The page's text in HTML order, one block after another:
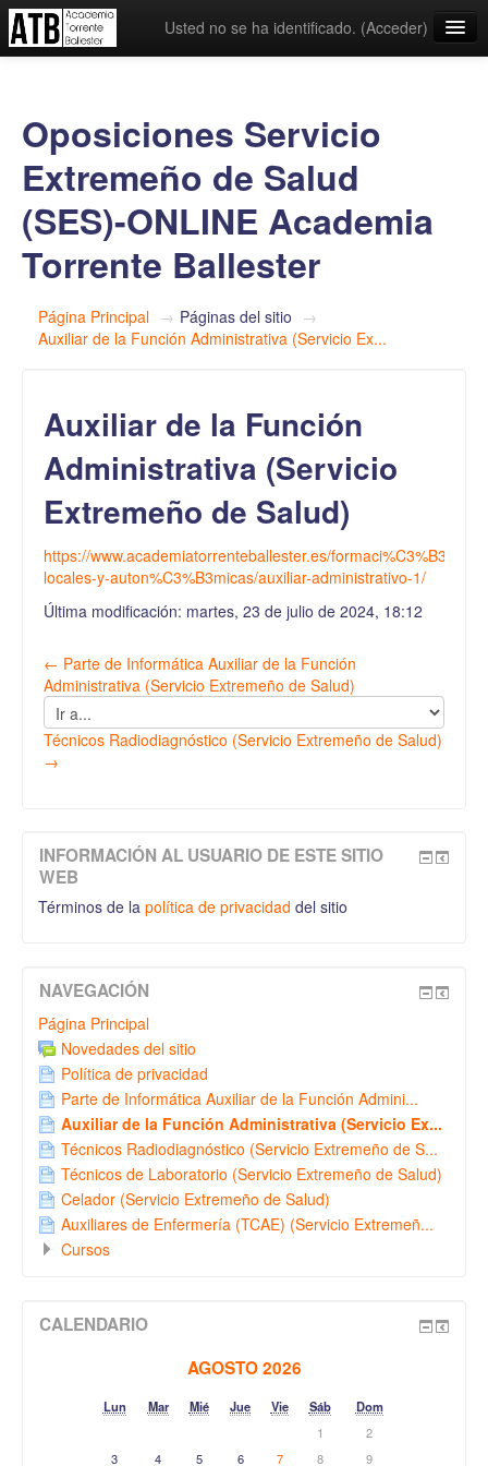
Usted no se ha identificado. (Acceder)
Oposiciones Servicio
Extremeño de Salud
(SES)-ONLINE Academia
Torrente Ballester
Página Principal → Páginas del sitio →
Auxiliar de la Función Administrativa (Servicio Ex...
Auxiliar de la Función
Administrativa (Servicio
Extremeño de Salud)
https://www.academiatorrenteballester.es/formaci%C3%B3n/
locales-y-auton%C3%B3micas/auxiliar-administrativo-1/
Última modificación: martes, 23 de julio de 2024, 18:12
← Parte de Informática Auxiliar de la Función
Administrativa (Servicio Extremeño de Salud)
Ir
a...
Técnicos Radiodiagnóstico (Servicio Extremeño de Salud)
→
INFORMACIÓN AL USUARIO DE ESTE SITIO
WEB
Términos de la política de privacidad del sitio
NAVEGACIÓN
Página Principal
Novedades del sitio
Política de privacidad
Parte de Informática Auxiliar de la Función Admini...
Auxiliar de la Función Administrativa (Servicio Ex...
Técnicos Radiodiagnóstico (Servicio Extremeño de S...
Técnicos de Laboratorio (Servicio Extremeño de Salud)
Celador (Servicio Extremeño de Salud)
Auxiliares de Enfermería (TCAE) (Servicio Extremeñ...
Cursos
CALENDARIO
AGOSTO 2026
Lun Mar Mié Jue Vie Sáb
Dom
1
2
3
4 5 6 7 8 9